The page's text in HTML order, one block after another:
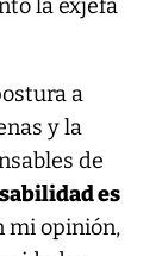
la exjefa
a
y la
de
es
mi opinión,